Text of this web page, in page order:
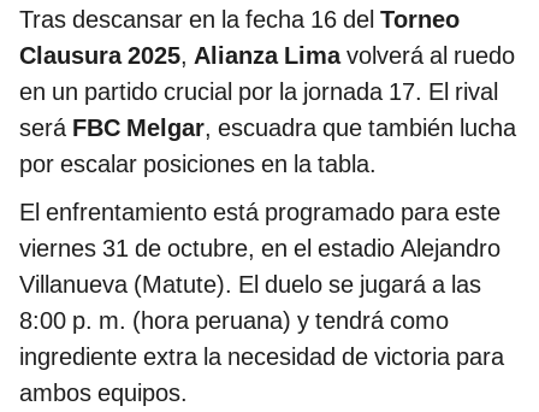
Tras descansar en la fecha 16 del Torneo
Clausura 2025, Alianza Limavolverá al ruedo
en un partido crucial por la jornada 17. El rival
será FBC Melgar, escuadra que también lucha
por escalar posiciones en la tabla.
El enfrentamiento está programado para este
viernes 31 de octubre, en el estadio Alejandro
Villanueva (Matute). El duelo se jugará a las
8:00 p. m. (hora peruana) y tendrá como
ingrediente extra la necesidad de victoria para
ambos equipos.